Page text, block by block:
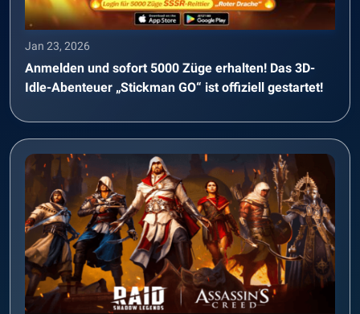
Jan 23, 2026
Anmelden und sofort 5000 Züge erhalten! Das 3D-
Idle-Abenteuer „Stickman GO“ ist offiziell gestartet!